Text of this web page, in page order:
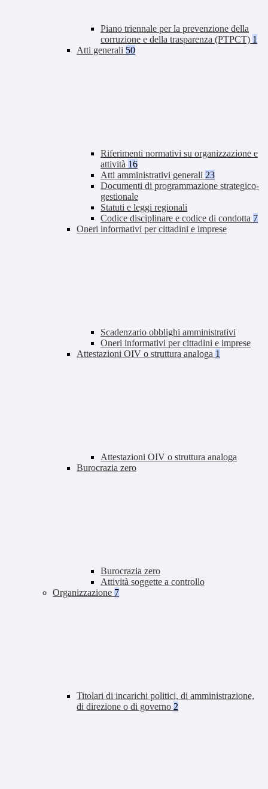
Piano triennale per la prevenzione della
corruzione e della trasparenza (PTPCT) 1
Atti generali 50
Riferimenti normativi su organizzazione e
attività 16
Atti amministrativi generali 23
Documenti di programmazione strategico-
gestionale
Statuti e leggi regionali
Codice disciplinare e codice di condotta 7
Oneri informativi per cittadini e imprese
Scadenzario obblighi amministrativi
Oneri informativi per cittadini e imprese
Attestazioni OIV o struttura analoga 1
Attestazioni OIV o struttura analoga
Burocrazia zero
Burocrazia zero
Attività soggette a controllo
Organizzazione 7
Titolari di incarichi politici, di amministrazione,
di direzione o di governo 2